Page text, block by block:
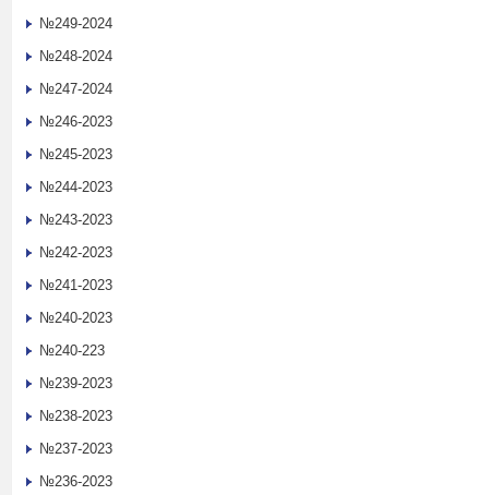
№249-2024
№248-2024
№247-2024
№246-2023
№245-2023
№244-2023
№243-2023
№242-2023
№241-2023
№240-2023
№240-223
№239-2023
№238-2023
№237-2023
№236-2023